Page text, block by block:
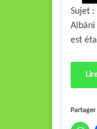
Sujet
Albâni
Partager